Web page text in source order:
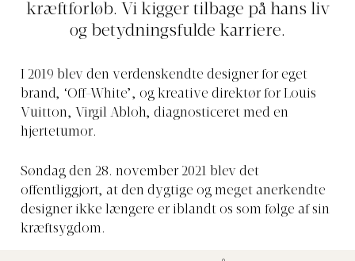
kræftforløb. Vi kigger tilbage på hans liv
og betydningsfulde karriere.
I 2019 blev den verdenskendte designer for eget
brand, ‘Off-White’, og kreative direktør for Louis
Vuitton, Virgil Abloh, diagnosticeret med en
hjertetumor.
Søndag den 28. november 2021 blev det
offentliggjort, at den dygtige og meget anerkendte
designer ikke længere er iblandt os som følge af sin
kræftsygdom.